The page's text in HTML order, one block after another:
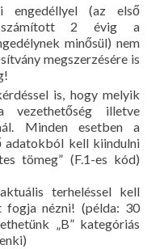
engedéllyel (az első
számított 2 évig a
minősül) nem
megszerzésére is
is, hogy melyik
vezethetőség illetve
Minden esetben a
adatokból kell kiindulni
tömeg” (F.1-es kód)
terheléssel kell
fogja nézni! (példa: 30
„B” kategóriás